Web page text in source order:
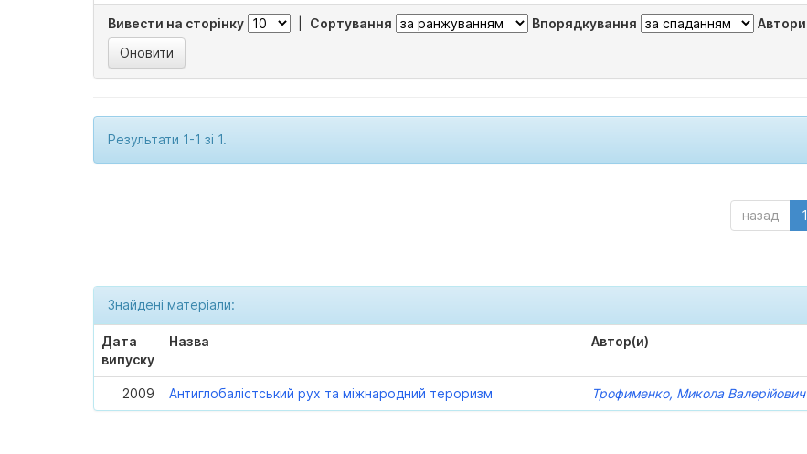
Вивести на сторінку Сортування Впорядкування Автори
Результати 1-1 зі 1.
назад 1
Знайдені матеріали:
Дата
випуску
Назва Автор(и)
2009 Антиглобалістський рух та міжнародний тероризм Трофименко, Микола Валерійович